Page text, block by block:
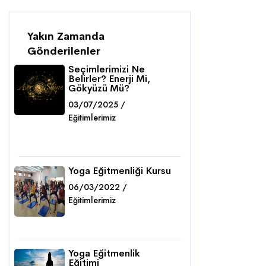
Yakın Zamanda
Gönderilenler
Seçimlerimizi Ne
Belirler? Enerji Mi,
Gökyüzü Mü?
03/07/2025 /
Eğitimlerimiz
Yoga Eğitmenliği Kursu
06/03/2022 /
Eğitimlerimiz
Yoga Eğitmenlik
Eğitimi